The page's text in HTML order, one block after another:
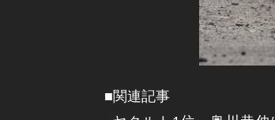
■関連記事